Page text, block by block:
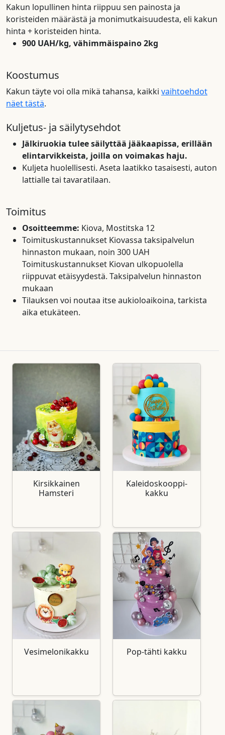
Kakun lopullinen hinta riippuu sen painosta ja
koristeiden määrästä ja monimutkaisuudesta, eli kakun
hinta + koristeiden hinta.
900 UAH/kg, vähimmäispaino 2kg
Koostumus
Kakun täyte voi olla mikä tahansa, kaikki vaihtoehdot
näet tästä.
Kuljetus- ja säilytysehdot
Jälkiruokia tulee säilyttää jääkaapissa, erillään
elintarvikkeista, joilla on voimakas haju.
Kuljeta huolellisesti. Aseta laatikko tasaisesti, auton
lattialle tai tavaratilaan.
Toimitus
Osoitteemme: Kiova, Mostitska 12
Toimituskustannukset Kiovassa taksipalvelun
hinnaston mukaan, noin 300 UAH
Toimituskustannukset Kiovan ulkopuolella
riippuvat etäisyydestä. Taksipalvelun hinnaston
mukaan
Tilauksen voi noutaa itse aukioloaikoina, tarkista
aika etukäteen.
Kirsikkainen
Hamsteri
Kaleidoskooppi-
kakku
Vesimelonikakku Pop-tähti kakku